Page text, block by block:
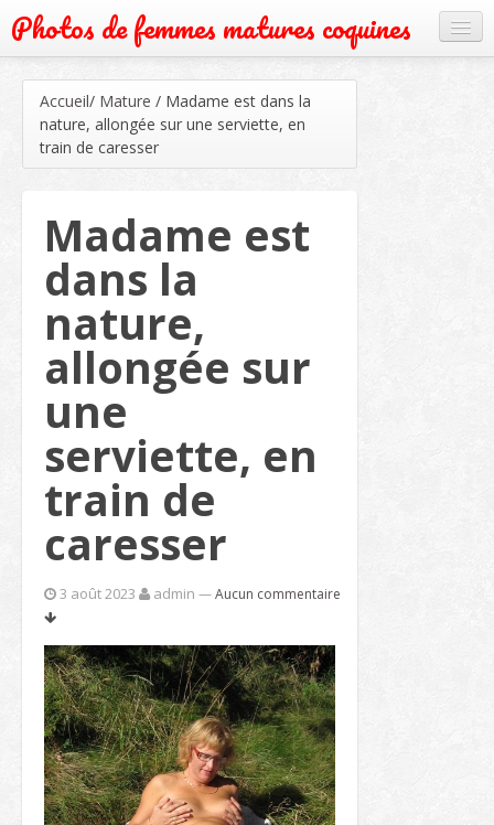
Photos de femmes matures coquines
Grand mère
Mature
Rencontre
Webcam
Accueil/ Mature / Madame est dans la
nature, allongée sur une serviette, en
train de caresser
Madame est
dans la
nature,
allongée sur
une
serviette, en
train de
caresser
3 août 2023 admin —Aucun commentaire